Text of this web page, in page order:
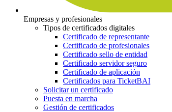
Empresas y profesionales
Tipos de certificados digitales
Certificado de representante
Certificado de profesionales
Certificado sello de entidad
Certificado servidor seguro
Certificado de aplicación
Certificados para TicketBAI
Solicitar un certificado
Puesta en marcha
Gestión de certificados